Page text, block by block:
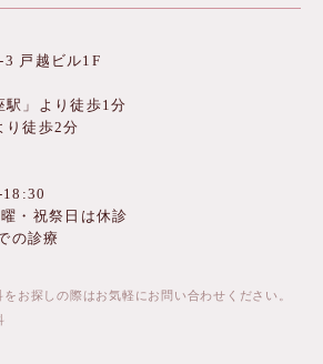
戸越ビル1F
駅」より徒歩1分
り徒歩2分
・祝祭日は休診
の診療
お探しの際はお気軽にお問い合わせください。